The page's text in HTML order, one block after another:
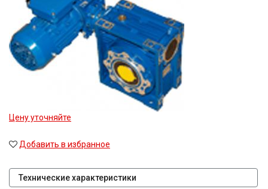
Цену уточняйте
Добавить в избранное
Технические характеристики